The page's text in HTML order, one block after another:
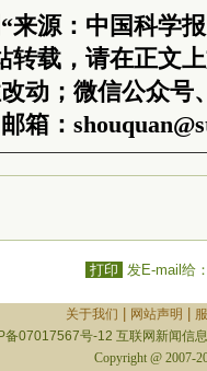
来源：中国科学
转载，请在正文
动；微信公众号
箱：
打印 发E-mail给
关于我们 网站声明
备07017567号-12 互联网新闻信
Copyright @ 2007-